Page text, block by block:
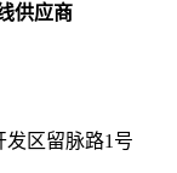
供应商
发区留脉路1号